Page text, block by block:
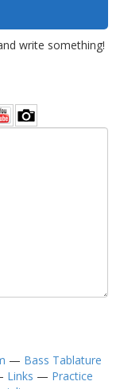
write something!
— Bass Tablature
Links — Practice